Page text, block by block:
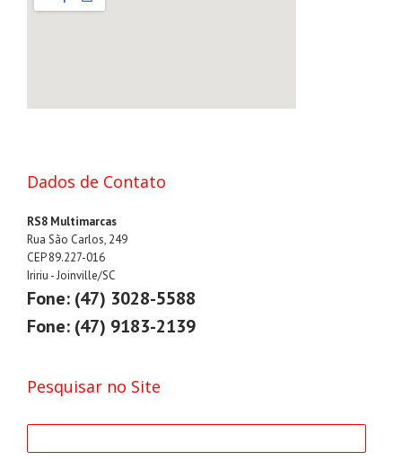
Dados de Contato
RS8 Multimarcas
Rua São Carlos, 249
CEP 89.227-016
Iririu - Joinville/SC
Fone: (47) 3028-5588
Fone: (47) 9183-2139
Pesquisar no Site